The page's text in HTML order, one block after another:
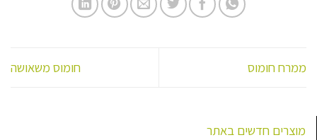
ממרח חומוס חומוס משאושה
מוצרים חדשים באתר